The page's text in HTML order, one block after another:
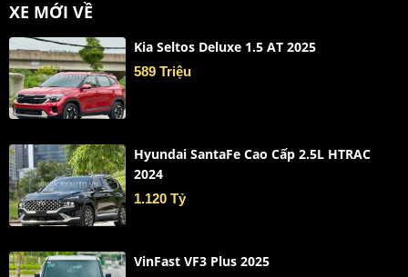
XE MỚI VỀ
Kia Seltos Deluxe 1.5 AT 2025
589 Triệu
Hyundai SantaFe Cao Cấp 2.5L HTRAC
2024
1.120 Tỷ
VinFast VF3 Plus 2025